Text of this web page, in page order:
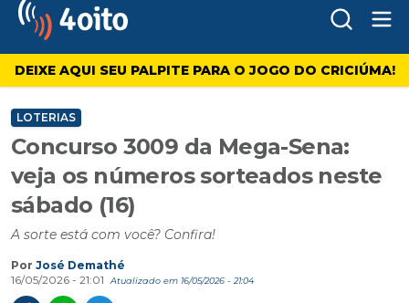
4oito
DEIXE AQUI SEU PALPITE PARA O JOGO DO CRICIÚMA!
LOTERIAS
Concurso 3009 da Mega-Sena:
veja os números sorteados neste
sábado (16)
A sorte está com você? Confira!
Por José Demathé
16/05/2026 - 21:01
Atualizado em 16/05/2026 - 21:04